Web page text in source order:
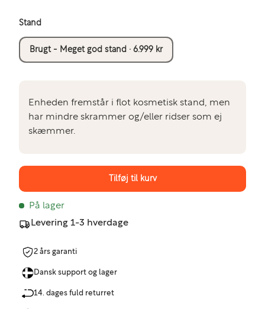
Stand
Brugt - Meget god stand · 6.999 kr
Enheden fremstår i flot kosmetisk stand, men
har mindre skrammer og/eller ridser som ej
skæmmer.
Tilføj til kurv
På lager
Levering 1-3 hverdage
2 års garanti
Dansk support og lager
14. dages fuld returret